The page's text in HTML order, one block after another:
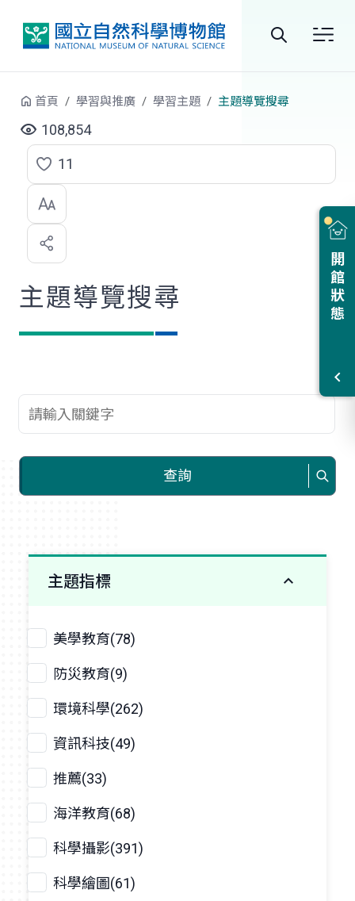
站
尋
開館狀態
首頁 學習與推廣 學習主題 主題導覽搜尋
108,854
點
選
喜
歡
11
主題導覽搜尋
查詢關鍵字
查詢
主題指標
美學教育(78)
防災教育(9)
環境科學(262)
資訊科技(49)
推薦(33)
海洋教育(68)
科學攝影(391)
科學繪圖(61)